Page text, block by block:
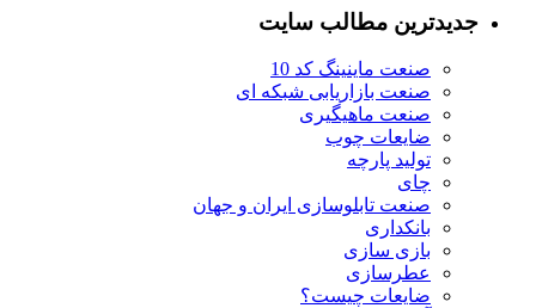
جدیدترین مطالب سایت
صنعت ماینینگ کد 10
صنعت بازاریابی شبکه ای
صنعت ماهیگیری
ضایعات چوب
تولید پارچه
چای
صنعت تابلوسازی ایران و جهان
بانکداری
بازی سازی
عطرسازی
ضایعات چیست؟